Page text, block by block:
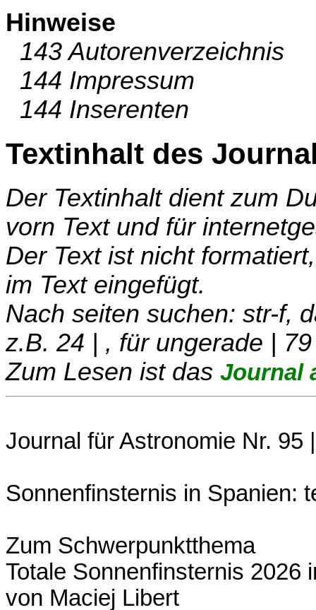
Hinweise
143 Autorenverzeichnis
144 Impressum
144 Inserenten
Textinhalt des
Der Textinhalt dient zum
vorn Text und für
Der Text ist nicht
im Text eingefügt.
Nach seiten suchen: str-f,
z.B. 24 | , für ungerade | 79
Zum Lesen ist das Journal
Journal für Astronomie Nr. 95
Sonnenfinsternis in Spanien:
Zum Schwerpunktthema
Totale Sonnenfinsternis 2026
von Maciej Libert